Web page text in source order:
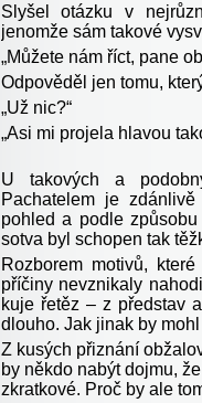
Slyšel otázku v
jenomže sám takové
„Můžete nám říct, pane
Odpověděl jen tomu,
„Už nic?“
„Asi mi projela hlavou
U takových a
Pachatelem je
pohled a podle
sotva byl schopen tak
Rozborem motivů,
příčiny nevznikaly
kuje řetěz – z představ
dlouho. Jak jinak by
Z kusých přiznání
by někdo nabýt dojmu,
zkratkové. Proč by ale